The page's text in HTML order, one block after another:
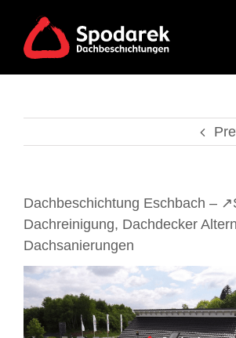
content
Dachbeschichtung Eschbach –
Dachreinigung, Dachdecker
Dachsanierungen